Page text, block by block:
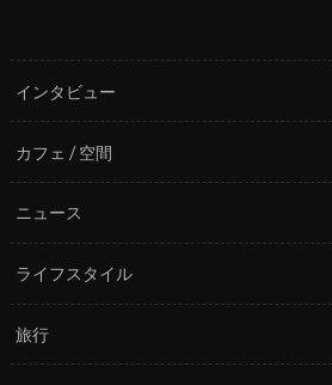
インタビュー
カフェ / 空間
ニュース
ライフスタイル
旅行